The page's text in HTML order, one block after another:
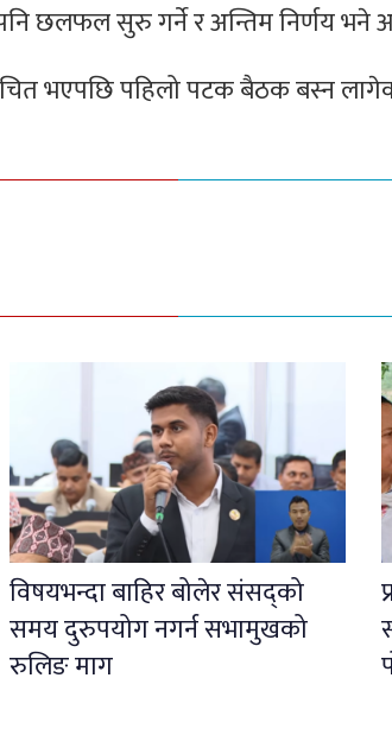
छलफल सुरु गर्ने र अन्तिम निर्णय
भएपछि पहिलो पटक बैठक बस्न
विषयभन्दा बाहिर बोलेर संसद्को
समय दुरुपयोग नगर्न सभामुखको
रुलिङ माग